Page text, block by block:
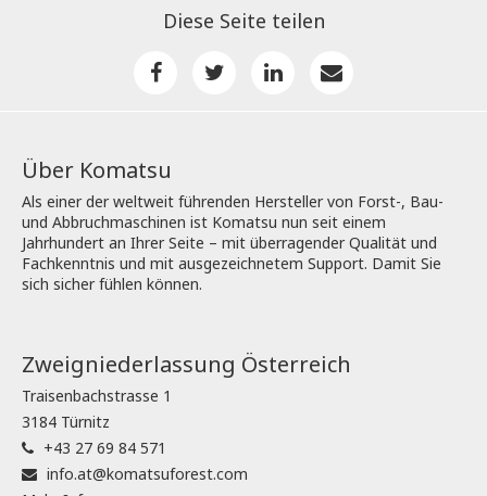
Diese Seite teilen
Über Komatsu
Als einer der weltweit führenden Hersteller von Forst-, Bau-
und Abbruchmaschinen ist Komatsu nun seit einem
Jahrhundert an Ihrer Seite – mit überragender Qualität und
Fachkenntnis und mit ausgezeichnetem Support. Damit Sie
sich sicher fühlen können.
Zweigniederlassung Österreich
Traisenbachstrasse 1
3184 Türnitz
+43 27 69 84 571
info.at@komatsuforest.com